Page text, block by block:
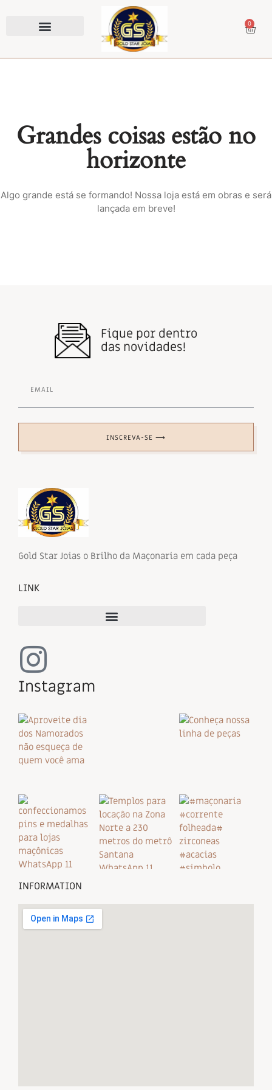
0
Grandes coisas estão no
horizonte
Algo grande está se formando! Nossa loja está em obras e será
lançada em breve!
Fique por dentro
das novidades!
INSCREVA-SE ⟶
Gold Star Joias o Brilho da Maçonaria em cada peça
LINK
Instagram
INFORMATION